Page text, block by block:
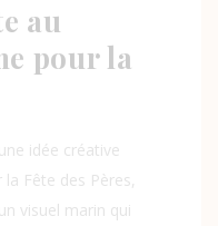
au
pour la
idée créative
Fête des Pères,
visuel marin qui